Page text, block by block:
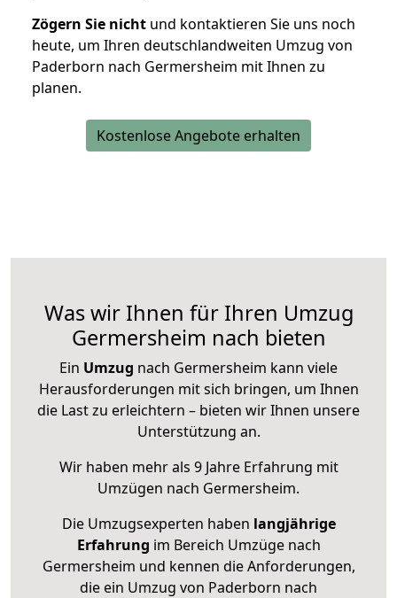
Zögern Sie nicht und kontaktieren Sie uns noch
heute, um Ihren deutschlandweiten Umzug von
Paderborn nach Germersheim mit Ihnen zu
planen.
Kostenlose Angebote erhalten
Was wir Ihnen für Ihren Umzug
Germersheim nach bieten
Ein Umzug nach Germersheim kann viele
Herausforderungen mit sich bringen, um Ihnen
die Last zu erleichtern – bieten wir Ihnen unsere
Unterstützung an.
Wir haben mehr als 9 Jahre Erfahrung mit
Umzügen nach Germersheim.
Die Umzugsexperten haben langjährige
Erfahrung im Bereich Umzüge nach
Germersheim und kennen die Anforderungen,
die ein Umzug von Paderborn nach